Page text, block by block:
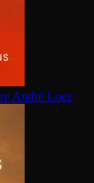
André Loez